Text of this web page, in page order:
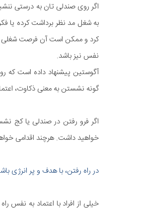
اگر روی صندلی تان به درستی
به شغل مد نظر برداشت کرده یا
کرد و ممکن است آن فرصت شغلی را
نفس نیز باشد.
آگوستین پیشنهاد داده است که
گونه نشستن به معنی ذکاوت،
اگر فرو رفتن در صندلی یا کج
خواهید داشت. هرچند اقدامی
در راه رفتن، با هدف و پر انرژی
خیلی از افراد با اعتماد به نفس